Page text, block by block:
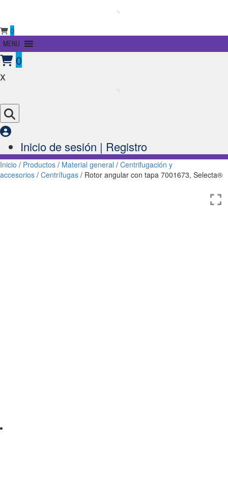
0
Primary
Menu
MENU
0
x
Inicio de sesión | Registro
Inicio / Productos / Material general / Centrifugación y
accesorios / Centrífugas / Rotor angular con tapa 7001673, Selecta®